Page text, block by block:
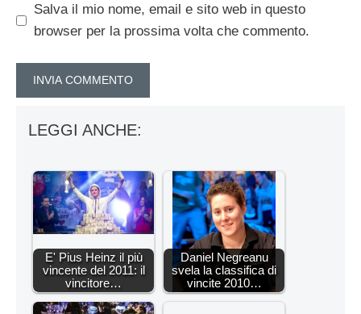
Salva il mio nome, email e sito web in questo
browser per la prossima volta che commento.
LEGGI ANCHE:
E' Pius Heinz il più
vincente del 2011: il
vincitore…
Daniel Negreanu
svela la classifica di
vincite 2010…